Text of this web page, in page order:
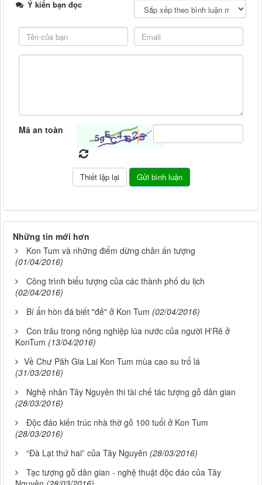
Ý kiến bạn đọc
Mã an toàn
Những tin mới hơn
Kon Tum và những điểm dừng chân ấn tượng
(01/04/2016)
Công trình biểu tượng của các thành phố du lịch
(02/04/2016)
Bí ẩn hòn đá biết "đẻ" ở Kon Tum (02/04/2016)
Con trâu trong nông nghiệp lúa nước của người H'Rê ở
KonTum (13/04/2016)
​Về Chư Păh Gia Lai Kon Tum mùa cao su trổ lá
(31/03/2016)
Nghệ nhân Tây Nguyên thi tài chế tác tượng gỗ dân gian
(28/03/2016)
Độc đáo kiến trúc nhà thờ gỗ 100 tuổi ở Kon Tum
(28/03/2016)
“Đà Lạt thứ hai” của Tây Nguyên (28/03/2016)
Tạc tượng gỗ dân gian - nghệ thuật độc đáo của Tây